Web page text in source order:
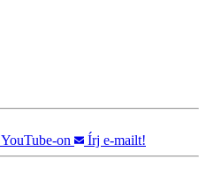
YouTube-on Írj e-mailt!